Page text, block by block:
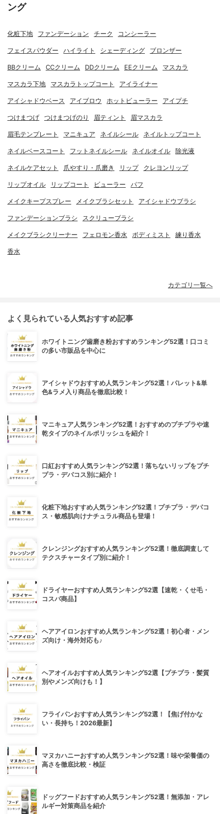
ング
化粧下地 ファンデーション チーク コンシーラー
フェイスパウダー ハイライト シェーディング ブロンザー
BBクリーム CCクリーム DDクリーム EEクリーム マスカラ
マスカラ下地 マスカラトップコート アイライナー
アイシャドウベース アイブロウ ホットビューラー アイプチ
つけまつげ つけまつげのり 眉ティント 眉マスカラ
眉毛テンプレート マニキュア ネイルシール ネイルトップコート
ネイルベースコート フットネイルシール ネイルオイル 除光液
ネイルケアセット 爪やすり・爪磨き リップ クレヨンリップ
リップオイル リップコート ビューラー パフ
メイクキープスプレー メイクブラシセット アイシャドウブラシ
ファンデーションブラシ スクリューブラシ
メイクブラシクリーナー フェロモン香水 ボディミスト 練り香水
香水
カテゴリ一覧へ
よく見られている人気おすすめ記事
ホワイトニング歯磨き粉おすすめランキング52選！口コミ
の多い市販品を中心に
アイシャドウおすすめ人気ランキング52選！パレット&単
色&ラメ入り商品を徹底比較！
マニキュア人気ランキング52選！おすすめのプチプラや速
乾タイプのネイルポリッシュを紹介！
口紅おすすめ人気ランキング52選！落ちないリップをプチ
プラ・デパコス別に紹介！
化粧下地おすすめ人気ランキング52選！プチプラ・デパコ
ス・敏感肌向けナチュラル商品も登場！
クレンジングおすすめ人気ランキング52選！徹底調査して
テクスチャータイプ別に紹介！
ドライヤーおすすめ人気ランキング52選【速乾・くせ毛・
コスパ商品】
ヘアアイロンおすすめ人気ランキング52選！初心者・メン
ズ向け・海外対応も♪
ヘアオイルおすすめ人気ランキング52選【プチプラ・髪質
別やメンズ向けも！】
フライパンおすすめ人気ランキング52選！【焦げ付かな
い・長持ち！2026最新】
マヌカハニーおすすめ人気ランキング52選！味や栄養価の
高さを徹底比較・検証
ドッグフードおすすめ人気ランキング52選！無添加・アレ
ルギー対策商品を紹介